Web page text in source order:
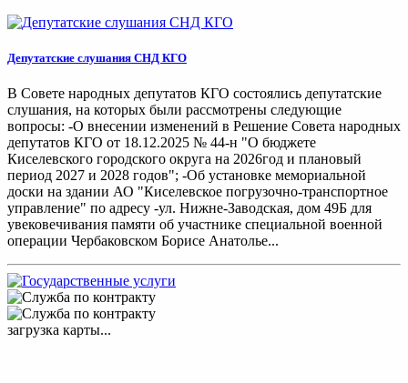
Депутатские слушания СНД КГО
В Совете народных депутатов КГО состоялись депутатские
слушания, на которых были рассмотрены следующие
вопросы: -О внесении изменений в Решение Совета народных
депутатов КГО от 18.12.2025 № 44-н "О бюджете
Киселевского городского округа на 2026год и плановый
период 2027 и 2028 годов"; -Об установке мемориальной
доски на здании АО "Киселевское погрузочно-транспортное
управление" по адресу -ул. Нижне-Заводская, дом 49Б для
увековечивания памяти об участнике специальной военной
операции Чербаковском Борисе Анатолье...
загрузка карты...